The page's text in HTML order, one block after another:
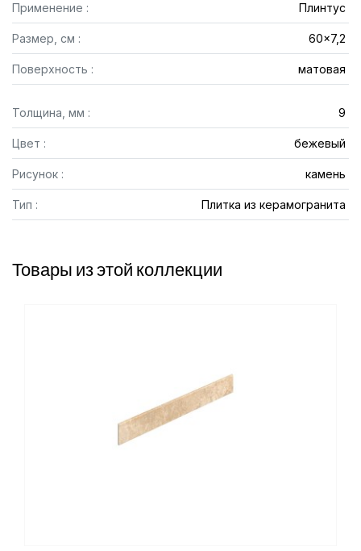
Применение : Плинтус
Размер, см : 60x7,2
Поверхность : матовая
Толщина, мм : 9
Цвет : бежевый
Рисунок : камень
Тип : Плитка из керамогранита
Товары из этой коллекции